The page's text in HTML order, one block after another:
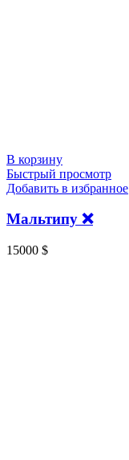
В корзину
Быстрый просмотр
Добавить в избранное
Мальтипу ❌
15000 $